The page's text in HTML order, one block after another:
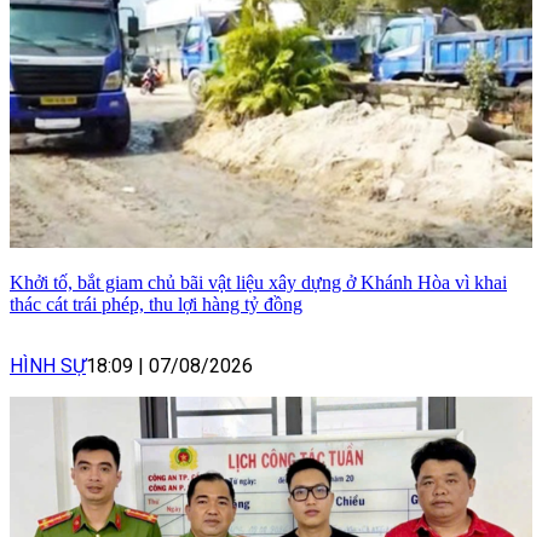
Khởi tố, bắt giam chủ bãi vật liệu xây dựng ở Khánh Hòa vì khai
thác cát trái phép, thu lợi hàng tỷ đồng
HÌNH SỰ18:09 | 07/08/2026